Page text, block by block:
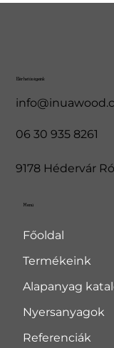
Elérhetőségeink
06 30 935 8261
9178 Hédervár
Menü
Főoldal
Termékeink
Alapanyag
Nyersanyagok
Referenciák